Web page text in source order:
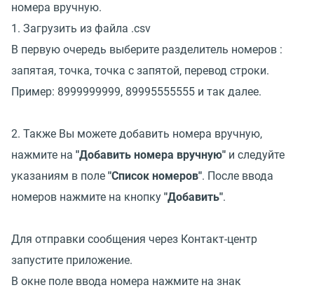
номера вручную.
1. Загрузить из файла .csv
В первую очередь выберите разделитель номеров :
запятая, точка, точка с запятой, перевод строки.
Пример: 8999999999, 89995555555 и так далее.
2. Также Вы можете добавить номера вручную,
нажмите на "Добавить номера вручную" и следуйте
указаниям в поле "Список номеров". После ввода
номеров нажмите на кнопку "Добавить".
Для отправки сообщения через Контакт-центр
запустите приложение.
В окне поле ввода номера нажмите на знак